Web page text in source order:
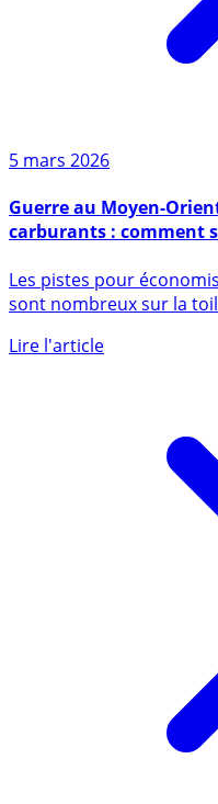
5 mars 2026
carburants : comment
contre les hausses des
sont nombreux sur la